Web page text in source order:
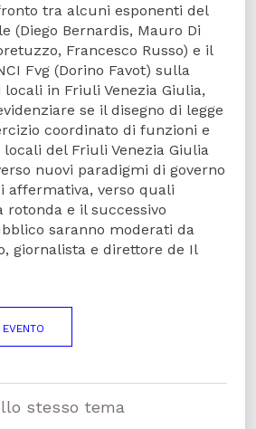
tra alcuni esponenti del
(Diego Bernardis, Mauro Di
Francesco Russo) e il
Fvg (Dorino Favot) sulla
in Friuli Venezia Giulia,
se il disegno di legge
coordinato di funzioni e
del Friuli Venezia Giulia
nuovi paradigmi di governo
affermativa, verso quali
rotonda e il successivo
saranno moderati da
giornalista e direttore de Il
stesso tema